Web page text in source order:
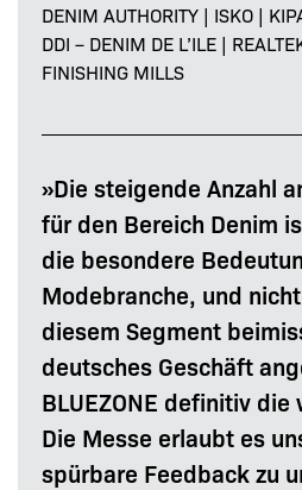
DENIM AUTHORITY | ISKO |
DDI – DENIM DE L’ILE |
FINISHING MILLS
»Die steigende Anzahl
für den Bereich Denim
die besondere
Modebranche, und
diesem Segment
deutsches Geschäft
BLUEZONE definitiv
Die Messe erlaubt es
spürbare Feedback zu